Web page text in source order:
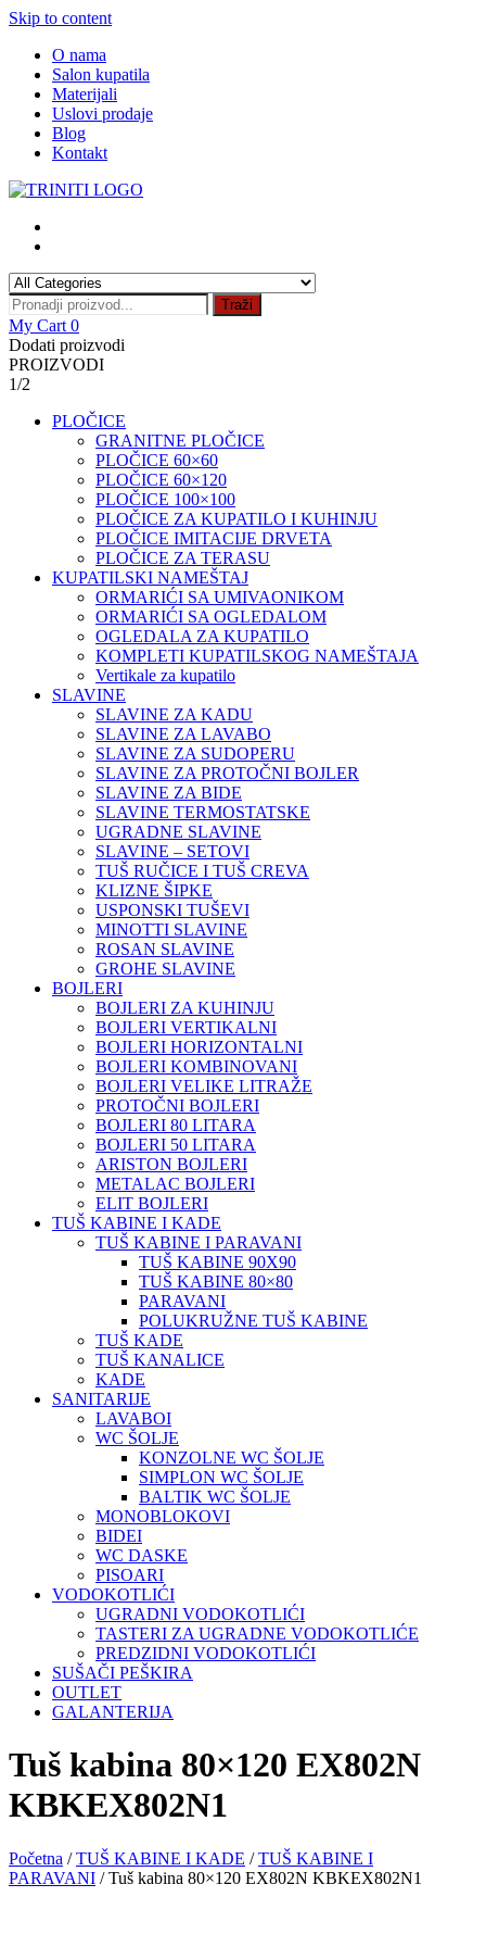
Skip to content
O nama
Salon kupatila
Materijali
Uslovi prodaje
Blog
Kontakt
Traži
My Cart 0
Dodati proizvodi
PROIZVODI
1/2
PLOČICE
GRANITNE PLOČICE
PLOČICE 60×60
PLOČICE 60×120
PLOČICE 100×100
PLOČICE ZA KUPATILO I KUHINJU
PLOČICE IMITACIJE DRVETA
PLOČICE ZA TERASU
KUPATILSKI NAMEŠTAJ
ORMARIĆI SA UMIVAONIKOM
ORMARIĆI SA OGLEDALOM
OGLEDALA ZA KUPATILO
KOMPLETI KUPATILSKOG NAMEŠTAJA
Vertikale za kupatilo
SLAVINE
SLAVINE ZA KADU
SLAVINE ZA LAVABO
SLAVINE ZA SUDOPERU
SLAVINE ZA PROTOČNI BOJLER
SLAVINE ZA BIDE
SLAVINE TERMOSTATSKE
UGRADNE SLAVINE
SLAVINE – SETOVI
TUŠ RUČICE I TUŠ CREVA
KLIZNE ŠIPKE
USPONSKI TUŠEVI
MINOTTI SLAVINE
ROSAN SLAVINE
GROHE SLAVINE
BOJLERI
BOJLERI ZA KUHINJU
BOJLERI VERTIKALNI
BOJLERI HORIZONTALNI
BOJLERI KOMBINOVANI
BOJLERI VELIKE LITRAŽE
PROTOČNI BOJLERI
BOJLERI 80 LITARA
BOJLERI 50 LITARA
ARISTON BOJLERI
METALAC BOJLERI
ELIT BOJLERI
TUŠ KABINE I KADE
TUŠ KABINE I PARAVANI
TUŠ KABINE 90X90
TUŠ KABINE 80×80
PARAVANI
POLUKRUŽNE TUŠ KABINE
TUŠ KADE
TUŠ KANALICE
KADE
SANITARIJE
LAVABOI
WC ŠOLJE
KONZOLNE WC ŠOLJE
SIMPLON WC ŠOLJE
BALTIK WC ŠOLJE
MONOBLOKOVI
BIDEI
WC DASKE
PISOARI
VODOKOTLIĆI
UGRADNI VODOKOTLIĆI
TASTERI ZA UGRADNE VODOKOTLIĆE
PREDZIDNI VODOKOTLIĆI
SUŠAČI PEŠKIRA
OUTLET
GALANTERIJA
Tuš kabina 80×120 EX802N
KBKEX802N1
Početna /TUŠ KABINE I KADE /TUŠ KABINE I
PARAVANI / Tuš kabina 80×120 EX802N KBKEX802N1